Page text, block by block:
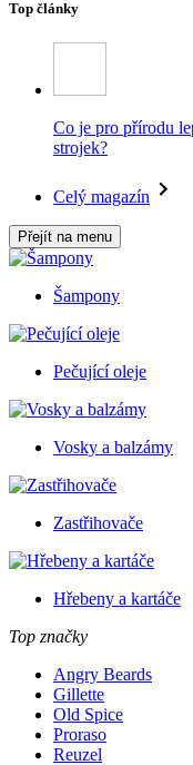
Top články
Co je pro přírodu
strojek?
Celý magazín
Přejít na menu
Šampony
Pečující oleje
Vosky a balzámy
Zastřihovače
Hřebeny a kartáče
Top značky
Angry Beards
Gillette
Old Spice
Proraso
Reuzel